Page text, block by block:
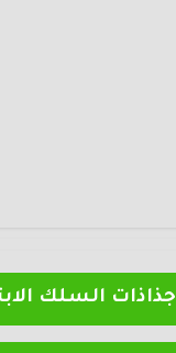
جذاذات السلك